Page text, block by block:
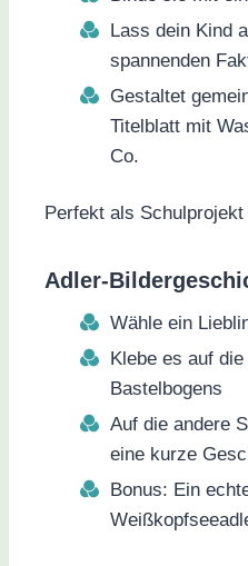
Lass dein Kind
spannenden
Gestaltet
Titelblatt mit
Co.
Perfekt als
Adler-
Wähle ein
Klebe es auf
Bastelbogens
Auf die andere
eine kurze
Bonus: Ein